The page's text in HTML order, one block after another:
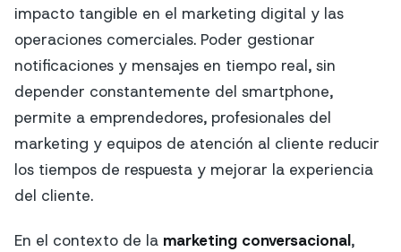
impacto tangible en el marketing digital y las
operaciones comerciales. Poder gestionar
notificaciones y mensajes en tiempo real, sin
depender constantemente del smartphone,
permite a emprendedores, profesionales del
marketing y equipos de atención al cliente reducir
los tiempos de respuesta y mejorar la experiencia
del cliente.
En el contexto de la marketing conversacional,